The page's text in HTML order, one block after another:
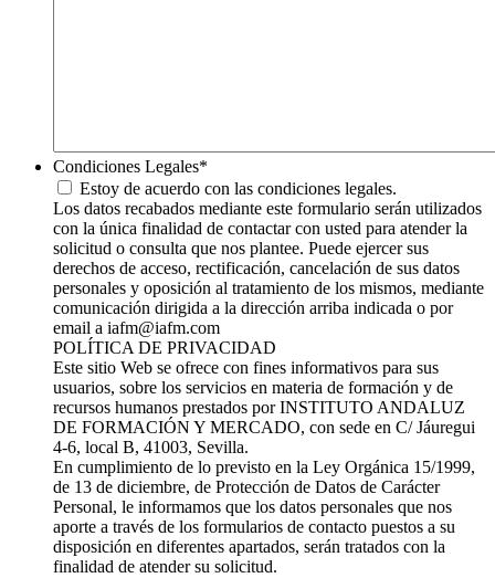
Condiciones Legales*
Estoy de acuerdo con las condiciones legales.
Los datos recabados mediante este formulario serán utilizados
con la única finalidad de contactar con usted para atender la
solicitud o consulta que nos plantee. Puede ejercer sus
derechos de acceso, rectificación, cancelación de sus datos
personales y oposición al tratamiento de los mismos, mediante
comunicación dirigida a la dirección arriba indicada o por
email a iafm@iafm.com
POLÍTICA DE PRIVACIDAD
Este sitio Web se ofrece con fines informativos para sus
usuarios, sobre los servicios en materia de formación y de
recursos humanos prestados por INSTITUTO ANDALUZ
DE FORMACIÓN Y MERCADO, con sede en C/ Jáuregui
4-6, local B, 41003, Sevilla.
En cumplimiento de lo previsto en la Ley Orgánica 15/1999,
de 13 de diciembre, de Protección de Datos de Carácter
Personal, le informamos que los datos personales que nos
aporte a través de los formularios de contacto puestos a su
disposición en diferentes apartados, serán tratados con la
finalidad de atender su solicitud.